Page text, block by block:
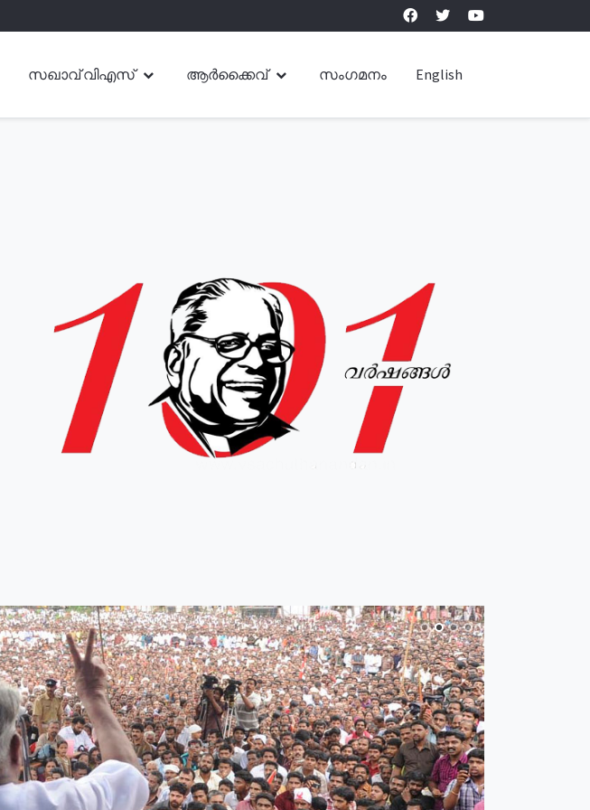
സഖാവ് വിഎസ് ആർക്കൈവ് സംഗമനം English